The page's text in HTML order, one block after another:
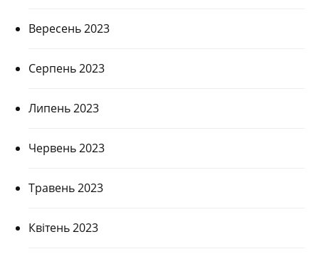
Вересень 2023
Серпень 2023
Липень 2023
Червень 2023
Травень 2023
Квітень 2023